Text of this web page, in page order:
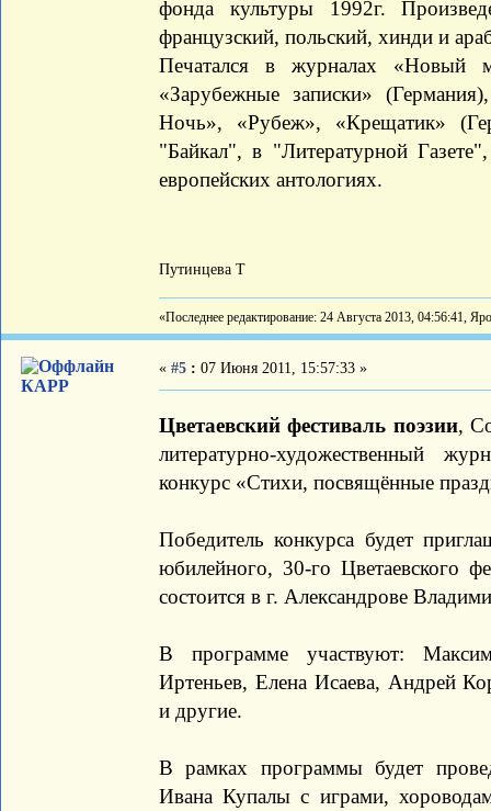
фонда культуры 1992г.
французский, польский, хинди и
Печатался в журналах «Новый
«Зарубежные записки»
Ночь», «Рубеж», «Крещатик»
"Байкал", в "Литературной
европейских антологиях.
Путинцева Т
«Последнее редактирование: 24 Августа 2013, 04:56:41,
КАРР
« #5 : 07 Июня 2011, 15:57:33 »
Цветаевский фестиваль поэзии,
литературно-художественный
конкурс «Стихи, посвящённые
Победитель конкурса будет
юбилейного, 30-го Цветаевского
состоится в г. Александрове
В программе участвуют:
Иртеньев, Елена Исаева, Андрей
и другие.
В рамках программы будет
Ивана Купалы с играми,